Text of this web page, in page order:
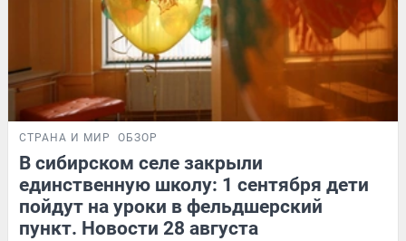
СТРАНА И МИР ОБЗОР
В сибирском селе закрыли
единственную школу: 1 сентября дети
пойдут на уроки в фельдшерский
пункт. Новости 28 августа